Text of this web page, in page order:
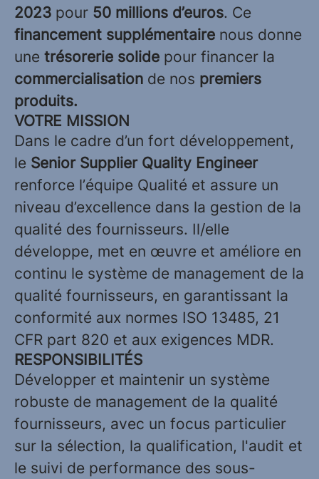
2023 pour 50 millions d’euros. Ce
financement supplémentaire nous donne
une trésorerie solide pour financer la
commercialisation de nos premiers
produits.
VOTRE MISSION
Dans le cadre d’un fort développement,
le Senior Supplier Quality Engineer
renforce l’équipe Qualité et assure un
niveau d’excellence dans la gestion de la
qualité des fournisseurs. Il/elle
développe, met en œuvre et améliore en
continu le système de management de la
qualité fournisseurs, en garantissant la
conformité aux normes ISO 13485, 21
CFR part 820 et aux exigences MDR.
RESPONSIBILITÉS
Développer et maintenir un système
robuste de management de la qualité
fournisseurs, avec un focus particulier
sur la sélection, la qualification, l'audit et
le suivi de performance des sous-